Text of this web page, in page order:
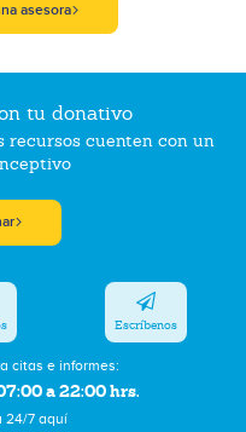
asesora
tu donativo
recursos cuenten con un
citas e informes:
a 22:00 hrs.
24/7 aquí
Escríbenos